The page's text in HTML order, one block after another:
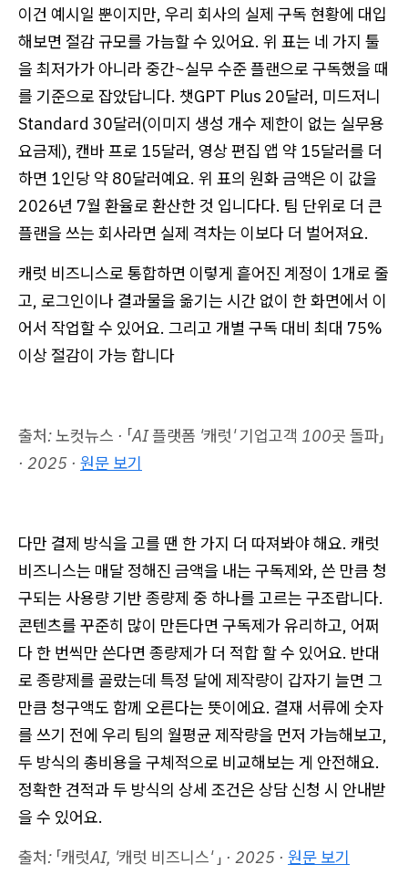
이건 예시일 뿐이지만, 우리 회사의 실제 구독 현황에 대입
해보면 절감 규모를 가늠할 수 있어요. 위 표는 네 가지 툴
을 최저가가 아니라 중간~실무 수준 플랜으로 구독했을 때
를 기준으로 잡았답니다. 챗GPT Plus 20달러, 미드저니
Standard 30달러(이미지 생성 개수 제한이 없는 실무용
요금제), 캔바 프로 15달러, 영상 편집 앱 약 15달러를 더
하면 1인당 약 80달러예요. 위 표의 원화 금액은 이 값을
2026년 7월 환율로 환산한 것 입니다다. 팀 단위로 더 큰
플랜을 쓰는 회사라면 실제 격차는 이보다 더 벌어져요.
캐럿 비즈니스로 통합하면 이렇게 흩어진 계정이 1개로 줄
고, 로그인이나 결과물을 옮기는 시간 없이 한 화면에서 이
어서 작업할 수 있어요. 그리고 개별 구독 대비 최대 75%
이상 절감이 가능 합니다
출처: 노컷뉴스 · 「AI 플랫폼 '캐럿' 기업고객 100곳 돌파」
· 2025 · 원문 보기
다만 결제 방식을 고를 땐 한 가지 더 따져봐야 해요. 캐럿
비즈니스는 매달 정해진 금액을 내는 구독제와, 쓴 만큼 청
구되는 사용량 기반 종량제 중 하나를 고르는 구조랍니다.
콘텐츠를 꾸준히 많이 만든다면 구독제가 유리하고, 어쩌
다 한 번씩만 쓴다면 종량제가 더 적합 할 수 있어요. 반대
로 종량제를 골랐는데 특정 달에 제작량이 갑자기 늘면 그
만큼 청구액도 함께 오른다는 뜻이에요. 결재 서류에 숫자
를 쓰기 전에 우리 팀의 월평균 제작량을 먼저 가늠해보고,
두 방식의 총비용을 구체적으로 비교해보는 게 안전해요.
정확한 견적과 두 방식의 상세 조건은 상담 신청 시 안내받
을 수 있어요.
출처: 「캐럿AI, '캐럿 비즈니스' 」 · 2025 · 원문 보기